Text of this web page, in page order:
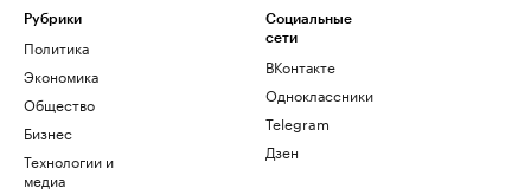
Рубрики
Политика
Экономика
Общество
Бизнес
Технологии и
медиа
Социальные
сети
ВКонтакте
Одноклассники
Telegram
Дзен